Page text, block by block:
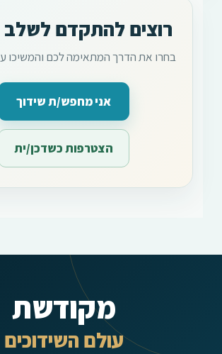
רוצים להתקדם
בחרו את הדרך המתאימה לכם והמשיכו
אני מחפש/ת שידוך
הצטרפות כשדכן/ית
מקודשת
עולם השידוכים